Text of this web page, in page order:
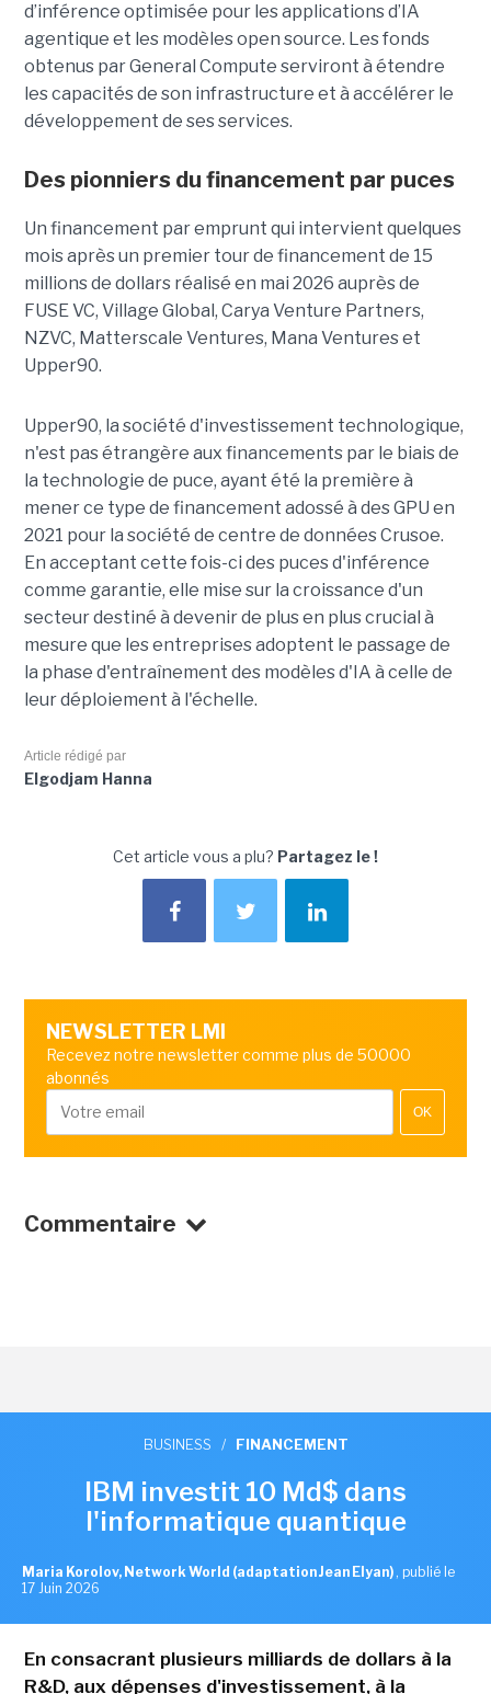
d’inférence optimisée pour les applications d’IA
agentique et les modèles open source. Les fonds
obtenus par General Compute serviront à étendre
les capacités de son infrastructure et à accélérer le
développement de ses services.
Des pionniers du financement par puces
Un financement par emprunt qui intervient quelques
mois après un premier tour de financement de 15
millions de dollars réalisé en mai 2026 auprès de
FUSE VC, Village Global, Carya Venture Partners,
NZVC, Matterscale Ventures, Mana Ventures et
Upper90.
Upper90, la société d'investissement technologique,
n'est pas étrangère aux financements par le biais de
la technologie de puce, ayant été la première à
mener ce type de financement adossé à des GPU en
2021 pour la société de centre de données Crusoe.
En acceptant cette fois-ci des puces d'inférence
comme garantie, elle mise sur la croissance d'un
secteur destiné à devenir de plus en plus crucial à
mesure que les entreprises adoptent le passage de
la phase d'entraînement des modèles d'IA à celle de
leur déploiement à l'échelle.
Article rédigé par
Elgodjam Hanna
Cet article vous a plu? Partagez le !
NEWSLETTER LMI
Recevez notre newsletter comme plus de 50000
abonnés
OK
Commentaire
BUSINESS / FINANCEMENT
IBM investit 10 Md$ dans
l'informatique quantique
Maria Korolov, Network World (adaptation Jean Elyan) , publié le
17 Juin 2026
En consacrant plusieurs milliards de dollars à la
R&D, aux dépenses d'investissement, à la